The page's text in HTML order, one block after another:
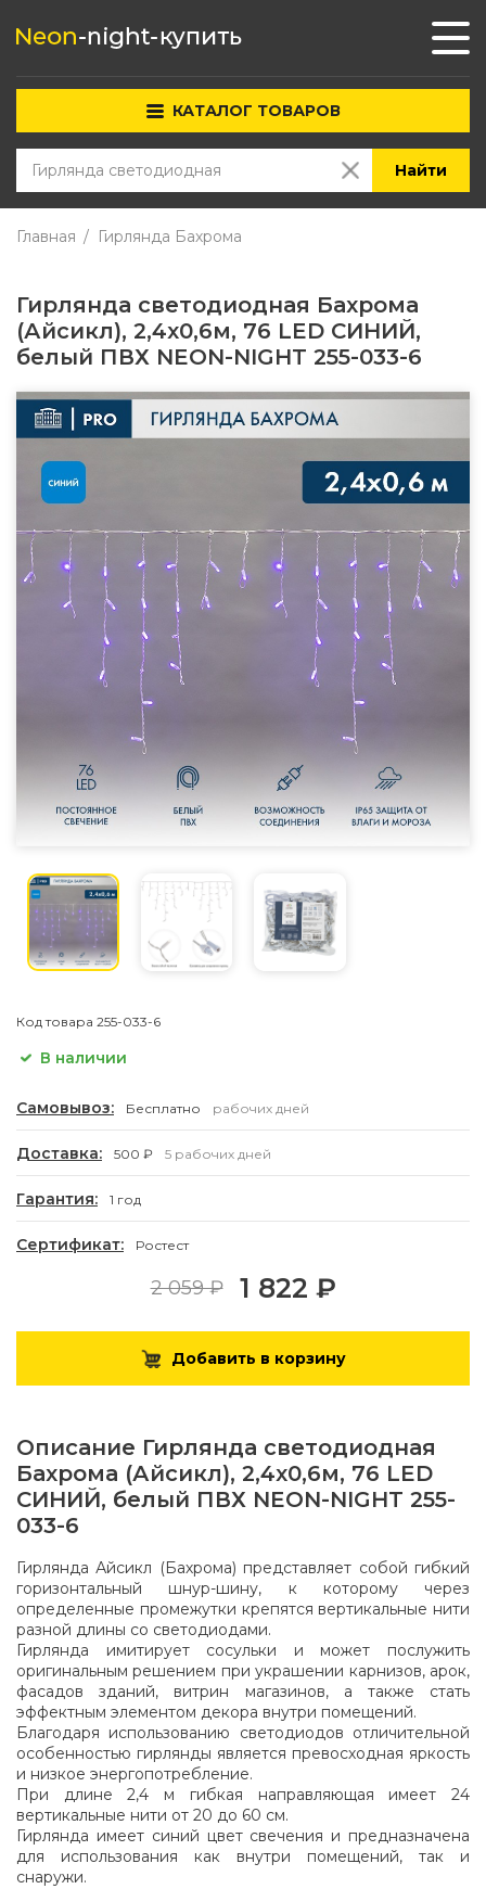
КАТАЛОГ ТОВАРОВ
Найти
Главная Гирлянда Бахрома
Гирлянда светодиодная Бахрома
(Айсикл), 2,4х0,6м, 76 LED СИНИЙ,
белый ПВХ NEON-NIGHT 255-033-6
Код товара 255-033-6
В наличии
Самовывоз: Бесплатно рабочих дней
Доставка: 500 ₽ 5 рабочих дней
Гарантия: 1 год
Сертификат: Ростест
2 059 ₽ 1 822 ₽
Добавить в корзину
Описание Гирлянда светодиодная
Бахрома (Айсикл), 2,4х0,6м, 76 LED
СИНИЙ, белый ПВХ NEON-NIGHT 255-
033-6
Гирлянда Айсикл (Бахрома) представляет собой гибкий
горизонтальный шнур-шину, к которому через
определенные промежутки крепятся вертикальные нити
разной длины со светодиодами.
Гирлянда имитирует сосульки и может послужить
оригинальным решением при украшении карнизов, арок,
фасадов зданий, витрин магазинов, а также стать
эффектным элементом декора внутри помещений.
Благодаря использованию светодиодов отличительной
особенностью гирлянды является превосходная яркость
и низкое энергопотребление.
При длине 2,4 м гибкая направляющая имеет 24
вертикальные нити от 20 до 60 см.
Гирлянда имеет синий цвет свечения и предназначена
для использования как внутри помещений, так и
снаружи.